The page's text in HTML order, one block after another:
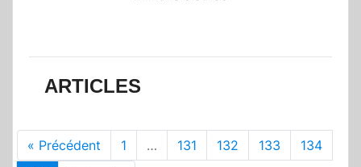
ARTICLES
« Précédent 1 … 131 132 133
134